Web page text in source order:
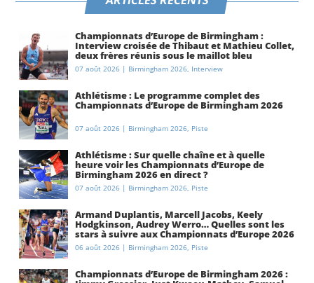
Championnats d’Europe de Birmingham :
Interview croisée de Thibaut et Mathieu Collet,
deux frères réunis sous le maillot bleu
07 août 2026 | Birmingham 2026, Interview
Athlétisme : Le programme complet des
Championnats d’Europe de Birmingham 2026
07 août 2026 | Birmingham 2026, Piste
Athlétisme : Sur quelle chaîne et à quelle
heure voir les Championnats d’Europe de
Birmingham 2026 en direct ?
07 août 2026 | Birmingham 2026, Piste
Armand Duplantis, Marcell Jacobs, Keely
Hodgkinson, Audrey Werro… Quelles sont les
stars à suivre aux Championnats d’Europe 2026
à Birmingham ?
06 août 2026 | Birmingham 2026, Piste
Championnats d’Europe de Birmingham 2026 :